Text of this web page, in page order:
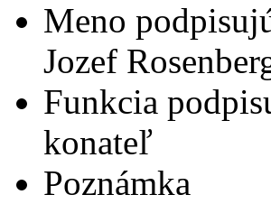
Meno
Jozef
Funkcia
konateľ
Poznámka